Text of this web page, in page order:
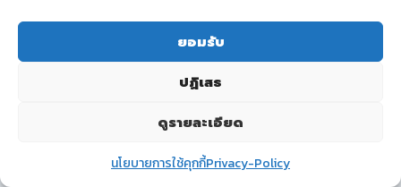
ยอมรับ
ปฏิเสธ
ดูรายละเอียด
นโยบายการใช้คุกกี้Privacy-Policy